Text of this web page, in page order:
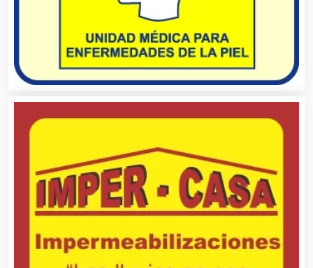
Artículos de Oficina
Artículos de Piel
Artículos Importados
Artículos para el Hogar